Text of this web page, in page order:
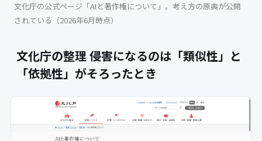
文化庁の公式ページ「AIと著作権について」。考え方の原典が公開
されている（2026年6月時点）
文化庁の整理 侵害になるのは「類似性」と
「依拠性」がそろったとき